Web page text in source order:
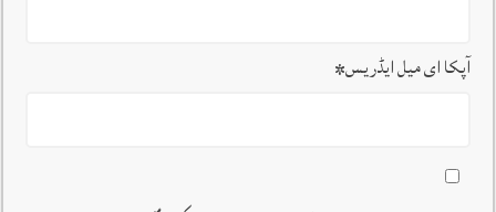
آپکا ای میل ایڈریس*